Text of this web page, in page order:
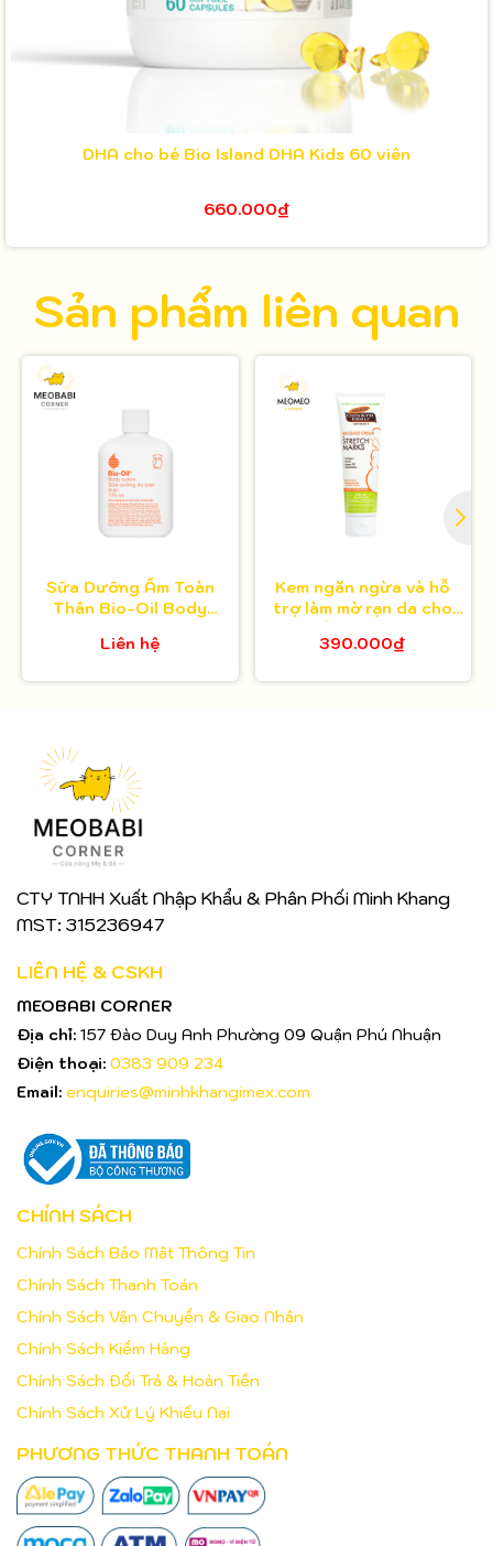
DHA cho bé Bio Island DHA Kids 60 viên
660.000₫
Sản phẩm liên quan
Sữa Dưỡng Ẩm Toàn
Thân Bio-Oil Body
Liên hệ
Kem ngăn ngừa và hỗ
trợ làm mờ rạn da cho
Palmer's 125g
390.000₫
CTY TNHH Xuất Nhập Khẩu & Phân Phối Minh Khang
MST: 315236947
LIÊN HỆ & CSKH
MEOBABI CORNER
Địa chỉ: 157 Đào Duy Anh Phường 09 Quận Phú Nhuận
Điện thoại: 0383 909 234
Email: enquiries@minhkhangimex.com
CHÍNH SÁCH
Chính Sách Bảo Mật Thông Tin
Chính Sách Thanh Toán
Chính Sách Vận Chuyển & Giao Nhận
Chính Sách Kiểm Hàng
Chính Sách Đổi Trả & Hoàn Tiền
Chính Sách Xử Lý Khiếu Nại
PHƯƠNG THỨC THANH TOÁN